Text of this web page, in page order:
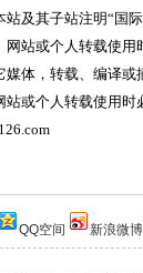
其子站注明“国际
网站或个人转载使用
媒体，转载、编译
站或个人转载使用时
QQ空间 新浪微博